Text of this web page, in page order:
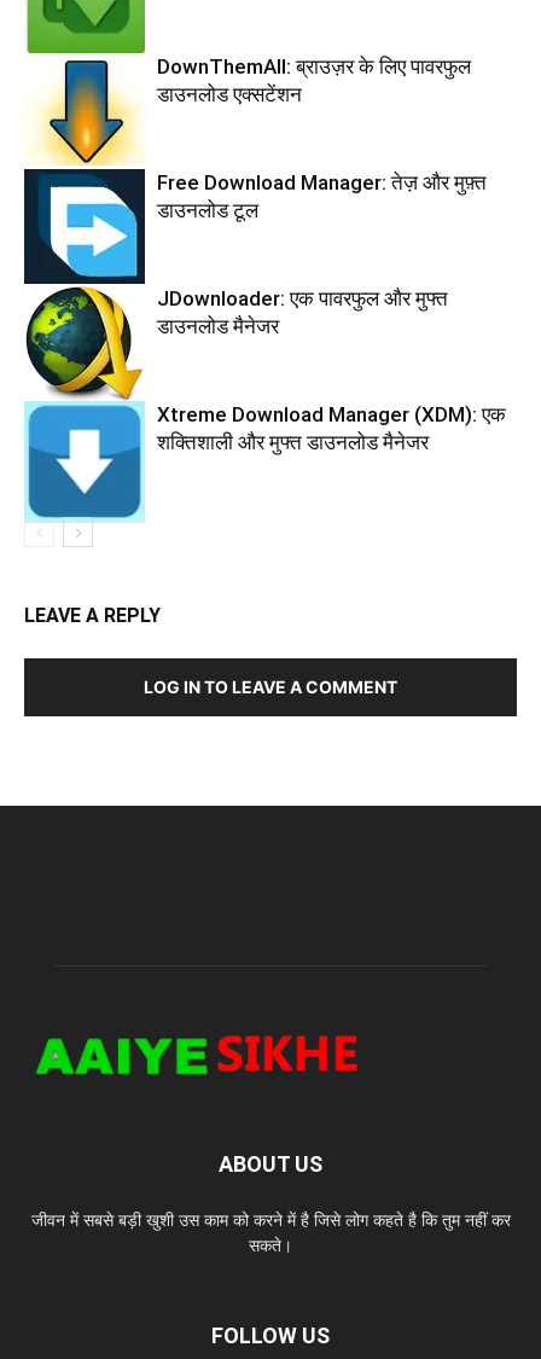
DownThemAll: ब्राउज़र के लिए पावरफुल
डाउनलोड एक्सटेंशन
Free Download Manager: तेज़ और मुफ़्त
डाउनलोड टूल
JDownloader: एक पावरफुल और मुफ्त
डाउनलोड मैनेजर
Xtreme Download Manager (XDM): एक
शक्तिशाली और मुफ्त डाउनलोड मैनेजर
LEAVE A REPLY
LOG IN TO LEAVE A COMMENT
ABOUT US
जीवन में सबसे बड़ी खुशी उस काम को करने में है जिसे लोग कहते है कि तुम नहीं कर
सकते।
FOLLOW US